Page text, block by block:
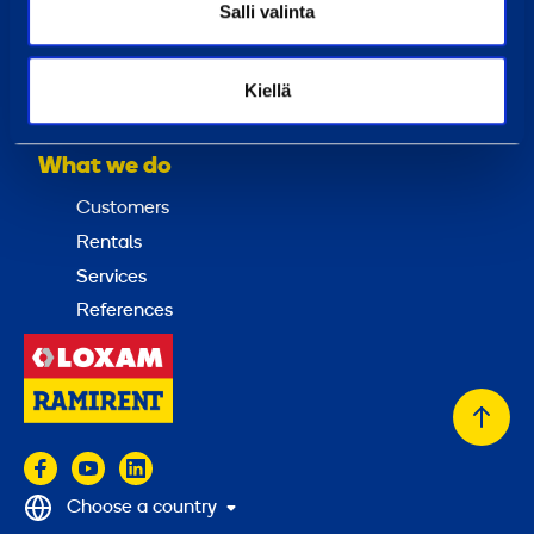
Salli valinta
Kiellä
Invoicing address
What we do
Customers
Rentals
Services
References
Back
Choose a country